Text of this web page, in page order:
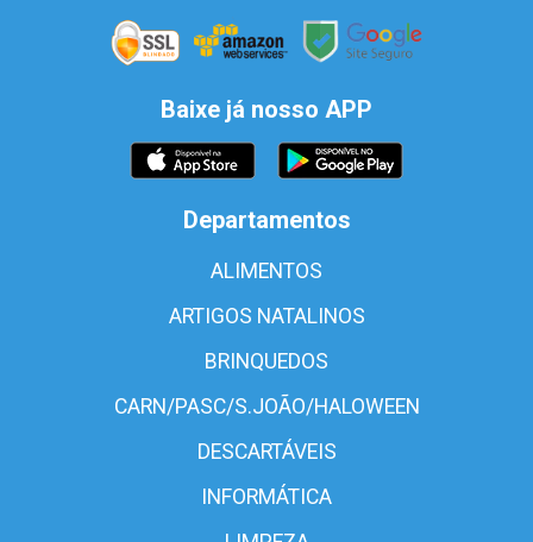
Baixe já nosso APP
Departamentos
ALIMENTOS
ARTIGOS NATALINOS
BRINQUEDOS
CARN/PASC/S.JOÃO/HALOWEEN
DESCARTÁVEIS
INFORMÁTICA